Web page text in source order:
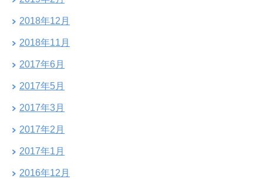
2018年12月
2018年11月
2017年6月
2017年5月
2017年3月
2017年2月
2017年1月
2016年12月